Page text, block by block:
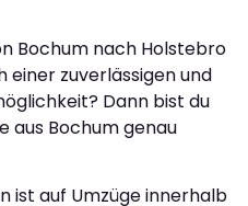
Bochum nach Holstebro
einer zuverlässigen und
Dann bist du
aus Bochum genau
ist auf Umzüge innerhalb